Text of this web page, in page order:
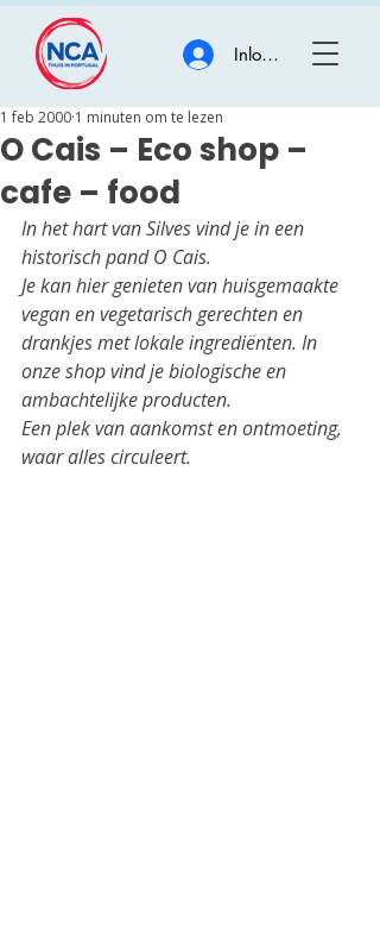
Inloggen
O Cais – Eco shop –
cafe – food
1 feb 2000 1 minuten om te lezen
In het hart van Silves vind je in een
historisch pand O Cais.
Je kan hier genieten van huisgemaakte
vegan en vegetarisch gerechten en
drankjes met lokale ingrediënten. In
onze shop vind je biologische en
ambachtelijke producten.
Een plek van aankomst en ontmoeting,
waar alles circuleert.